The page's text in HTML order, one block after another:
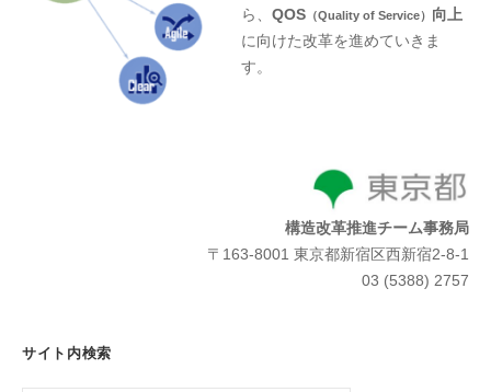
ら、QOS （Quality of Service） 向上
に向けた改革を進めていきま
す。
構造改革推進チーム事務局
〒163-8001 東京都新宿区西新宿2-8-1
03 (5388) 2757
サイト内検索